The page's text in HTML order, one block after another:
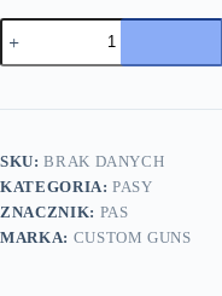
SKU:BRAK DANYCH
KATEGORIA:PASY
ZNACZNIK: PAS
MARKA: CUSTOM GUNS